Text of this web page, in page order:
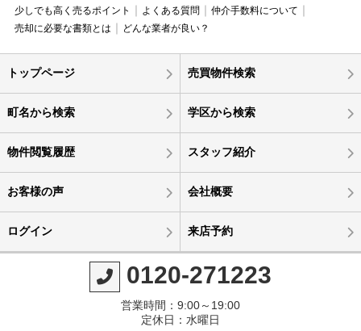
少しでも高く売るポイント
よくある質問
仲介手数料について
売却に必要な書類とは
どんな業者が良い？
トップページ 売買物件検索
町名から検索 学区から検索
物件閲覧履歴 スタッフ紹介
お客様の声 会社概要
ログイン 来店予約
0120-271223
営業時間：9:00～19:00
定休日：水曜日